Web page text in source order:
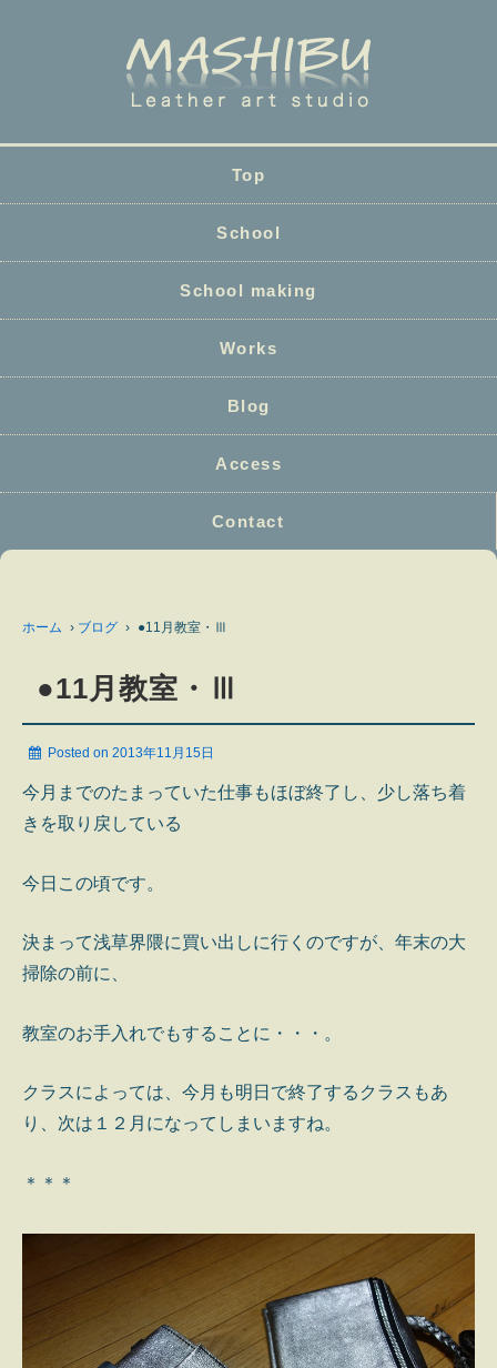
Top
School
School making
Works
Blog
Access
Contact
ホーム › ブログ › ●11月教室・Ⅲ
●11月教室・Ⅲ
Posted on 2013年11月15日
今月までのたまっていた仕事もほぼ終了し、少し落ち着
きを取り戻している
今日この頃です。
決まって浅草界隈に買い出しに行くのですが、年末の大
掃除の前に、
教室のお手入れでもすることに・・・。
クラスによっては、今月も明日で終了するクラスもあ
り、次は１２月になってしまいますね。
＊＊＊